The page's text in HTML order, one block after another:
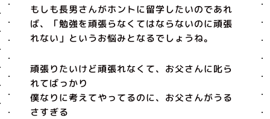
もしも長男さんがホントに留学したいのであれ
ば、「勉強を頑張らなくてはならないのに頑張
れない」というお悩みとなるでしょうね。
頑張りたいけど頑張れなくて、お父さんに叱ら
れてばっかり
僕なりに考えてやってるのに、お父さんがうる
さすぎる